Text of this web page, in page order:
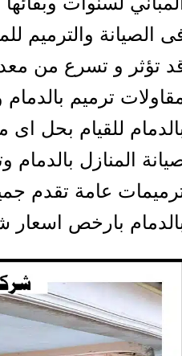
الصيانة والترميم
تؤثر و تسرع من
ترميم
للقيام بحل
المنازل
عامة تقدم
بارخص اسعار